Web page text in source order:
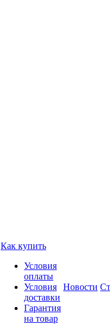
Как купить
Условия
оплаты
Условия
доставки
Гарантия
на товар
Новости